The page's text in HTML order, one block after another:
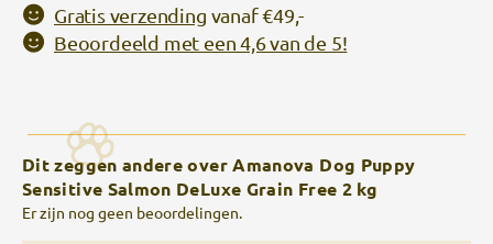
Gratis verzending vanaf €49,-
Beoordeeld met een 4,6 van de 5!
Dit zeggen andere over Amanova Dog Puppy
Sensitive Salmon DeLuxe Grain Free 2 kg
Er zijn nog geen beoordelingen.